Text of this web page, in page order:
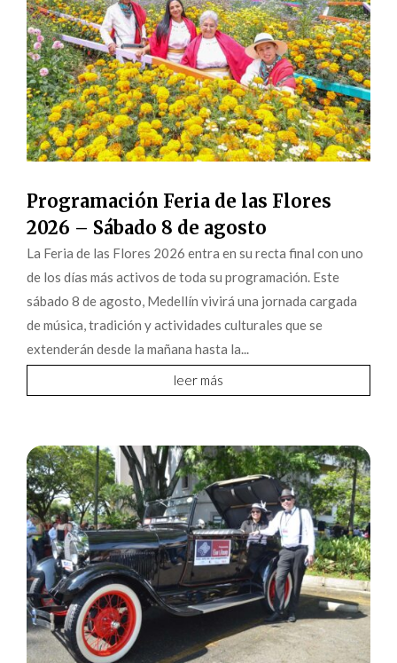
Programación Feria de las Flores
2026 – Sábado 8 de agosto
La Feria de las Flores 2026 entra en su recta final con uno
de los días más activos de toda su programación. Este
sábado 8 de agosto, Medellín vivirá una jornada cargada
de música, tradición y actividades culturales que se
extenderán desde la mañana hasta la...
leer más